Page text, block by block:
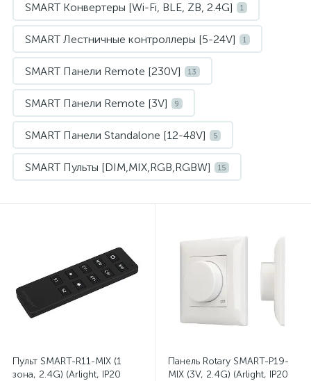
SMART Конвертеры [Wi-Fi, BLE, ZB, 2.4G] 1
SMART Лестничные контроллеры [5-24V] 1
SMART Панели Remote [230V] 13
SMART Панели Remote [3V] 9
SMART Панели Standalone [12-48V] 5
SMART Пульты [DIM,MIX,RGB,RGBW] 15
Пульт SMART-R11-MIX (1
зона, 2.4G) (Arlight, IP20
Панель Rotary SMART-P19-
MIX (3V, 2.4G) (Arlight, IP20